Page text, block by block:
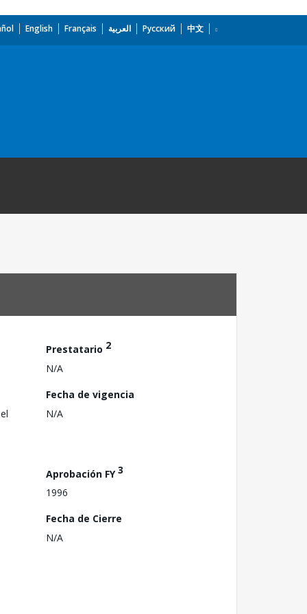
English Français العربية Русский 中文
Prestatario 2
N/A
Fecha de vigencia
N/A
Aprobación FY3
1996
Fecha de Cierre
N/A